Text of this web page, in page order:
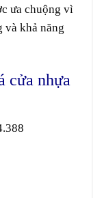
ưa chuộng vì
và khả năng
cửa nhựa